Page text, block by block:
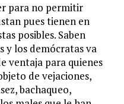
para no permitir
pues tienen en
posibles. Saben
y los demócratas va
ventaja para quienes
de vejaciones,
bachaqueo,